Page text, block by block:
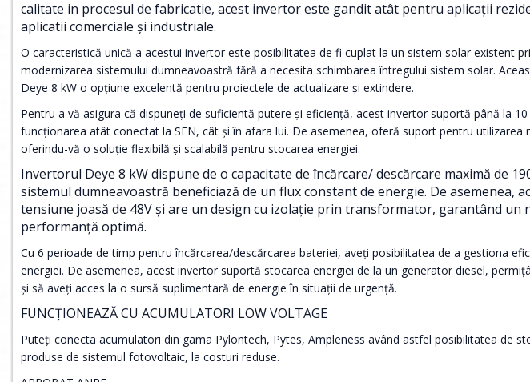
calitate in procesul de fabricatie, acest invertor este gandit atât pentru aplicații
aplicatii comerciale și industriale.
O caracteristică unică a acestui invertor este posibilitatea de fi cuplat la un sistem solar existent
modernizarea sistemului dumneavoastră fără a necesita schimbarea întregului sistem solar.
Deye 8 kW o opțiune excelentă pentru proiectele de actualizare și extindere.
Pentru a vă asigura că dispuneți de suficientă putere și eficiență, acest invertor suportă până la
funcționarea atât conectat la SEN, cât și în afara lui. De asemenea, oferă suport pentru utilizarea
oferindu-vă o soluție flexibilă și scalabilă pentru stocarea energiei.
Invertorul Deye 8 kW dispune de o capacitate de încărcare/ descărcare maximă de
sistemul dumneavoastră beneficiază de un flux constant de energie. De asemenea,
tensiune joasă de 48V și are un design cu izolație prin transformator, garantând un
performanță optimă.
Cu 6 perioade de timp pentru încărcarea/descărcarea bateriei, aveți posibilitatea de a gestiona
energiei. De asemenea, acest invertor suportă stocarea energiei de la un generator diesel,
și să aveți acces la o sursă suplimentară de energie în situații de urgență.
FUNCȚIONEAZĂ CU ACUMULATORI LOW VOLTAGE
Puteți conecta acumulatori din gama Pylontech, Pytes, Ampleness având astfel posibilitatea de
produse de sistemul fotovoltaic, la costuri reduse.